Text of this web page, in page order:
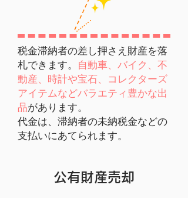
税金滞納者の差し押さえ財産を落
札できます。
自動車、バイク、不
動産、時計や宝石、コレクターズ
アイテムなどバラエティ豊かな出
品があります。
​代金は、滞納者の未納税金などの
支払いにあてられます。
​公有財産売却